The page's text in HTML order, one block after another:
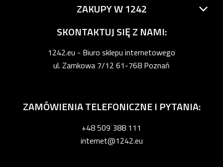
ZAKUPY W 1242
SKONTAKTUJ SIĘ Z NAMI:
1242.eu - Biuro sklepu internetowego
ul. Zamkowa 7/12 61-768 Poznań
ZAMÓWIENIA TELEFONICZNE I PYTANIA:
+48 509 388 111
internet@1242.eu